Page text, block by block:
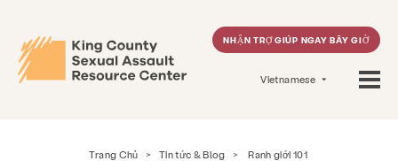
NHẬN TRỢ GIÚP NGAY BÂY GIỜ
Vietnamese
Trang Chủ > Tin tức & Blog > Ranh giới 101